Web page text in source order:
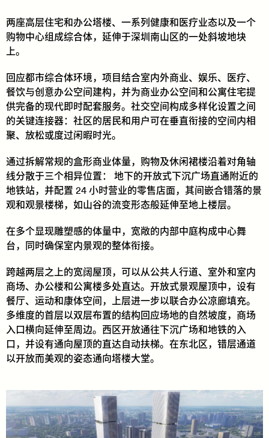
两座高层住宅和办公塔楼、一系列健康和医疗业态以及一个
购物中心组成综合体，延伸于深圳南山区的一处斜坡地块
上。
回应都市综合体环境，项目结合室内外商业、娱乐、医疗、
餐饮与创意办公空间建构，并为商业办公空间和公寓住宅提
供完备的现代即时配套服务。社交空间构成多样化设置之间
的关键连接器：社区的居民和用户可在垂直衔接的空间内相
聚、放松或度过闲暇时光。
通过拆解常规的盒形商业体量，购物及休闲裙楼沿着对角轴
线分散于三个相异位置： 地下的开放式下沉广场直通附近的
地铁站，并配置 24 小时营业的零售店面，其间嵌合错落的景
观和观景楼梯，如山谷的流变形态般延伸至地上楼层。
在多个显现雕塑感的体量中，宽敞的内部中庭构成中心舞
台，同时确保室内景观的整体衔接。
跨越两层之上的宽阔屋顶，可以从公共人行道、室外和室内
商场、办公楼和公寓楼多处直达。开放式景观屋顶中，设有
餐厅、运动和康体空间，上层进一步以联合办公凉廊填充。
多维度的首层以双层布置的结构回应场地的自然坡度，商场
入口横向延伸至周边。西区开放通往下沉广场和地铁的入
口，并设有通向屋顶的直达自动扶梯。在东北区，错层通道
以开放而美观的姿态通向塔楼大堂。